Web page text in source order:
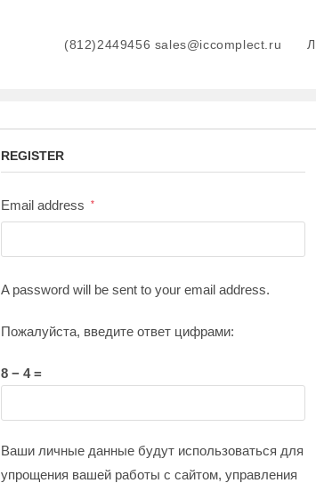
(812)2449456 sales@iccomplect.ru
REGISTER
Email address *
A password will be sent to your email address.
Пожалуйста, введите ответ цифрами:
8 − 4 =
Ваши личные данные будут использоваться для
упрощения вашей работы с сайтом, управления